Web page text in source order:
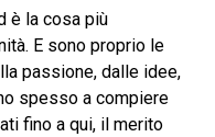
è la cosa più
E sono proprio le
passione, dalle idee,
spesso a compiere
fino a qui, il merito